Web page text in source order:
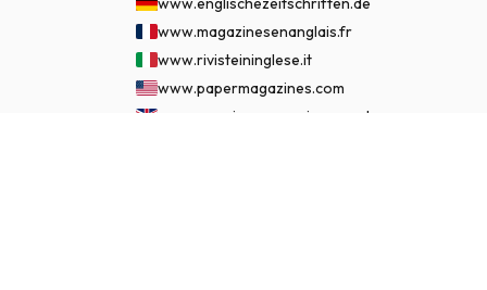
www.magazinesenanglais.fr
www.rivisteininglese.it
www.papermagazines.com
www.americanmagazines.co.uk